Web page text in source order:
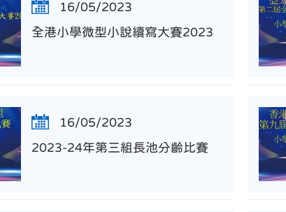
16/05/2023
全港小學微型小說續寫大賽2023
16/05/2023
2023-24年第三組長池分齡比賽